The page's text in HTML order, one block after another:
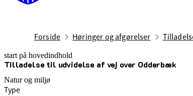
Forside Høringer og afgørelser
start på hovedindhold
Tilladelse til udvidelse af vej over Odderbæk
senest opdateret 28. maj 2025
Natur og miljø
Type